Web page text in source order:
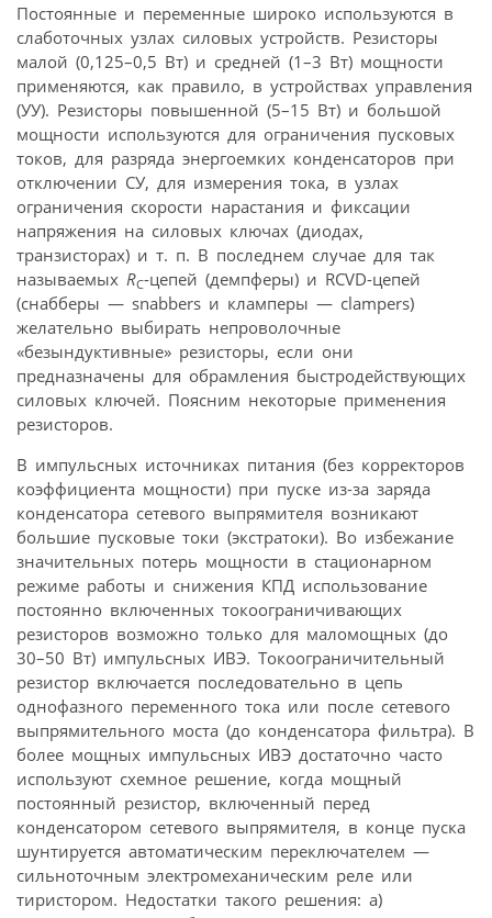
Постоянные и переменные широко используются в
слаботочных узлах силовых устройств. Резисторы
малой (0,125–0,5 Вт) и средней (1–3 Вт) мощности
применяются, как правило, в устройствах управления
(УУ). Резисторы повышенной (5–15 Вт) и большой
мощности используются для ограничения пусковых
токов, для разряда энергоемких конденсаторов при
отключении СУ, для измерения тока, в узлах
ограничения скорости нарастания и фиксации
напряжения на силовых ключах (диодах,
транзисторах) и т. п. В последнем случае для так
называемых RC-цепей (демпферы) и RCVD-цепей
(снабберы — snabbers и кламперы — clampers)
желательно выбирать непроволочные
«безындуктивные» резисторы, если они
предназначены для обрамления быстродействующих
силовых ключей. Поясним некоторые применения
резисторов.
В импульсных источниках питания (без корректоров
коэффициента мощности) при пуске из-за заряда
конденсатора сетевого выпрямителя возникают
большие пусковые токи (экстратоки). Во избежание
значительных потерь мощности в стационарном
режиме работы и снижения КПД использование
постоянно включенных токоограничивающих
резисторов возможно только для маломощных (до
30–50 Вт) импульсных ИВЭ. Токоограничительный
резистор включается последовательно в цепь
однофазного переменного тока или после сетевого
выпрямительного моста (до конденсатора фильтра). В
более мощных импульсных ИВЭ достаточно часто
используют схемное решение, когда мощный
постоянный резистор, включенный перед
конденсатором сетевого выпрямителя, в конце пуска
шунтируется автоматическим переключателем —
сильноточным электромеханическим реле или
тиристором. Недостатки такого решения: а)